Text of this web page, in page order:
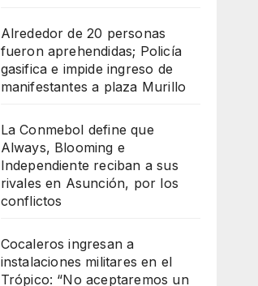
Alrededor de 20 personas
fueron aprehendidas; Policía
gasifica e impide ingreso de
manifestantes a plaza Murillo
La Conmebol define que
Always, Blooming e
Independiente reciban a sus
rivales en Asunción, por los
conflictos
Cocaleros ingresan a
instalaciones militares en el
Trópico: “No aceptaremos un